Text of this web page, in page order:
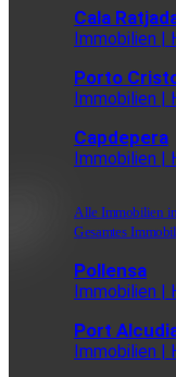
Cala
Immobilien |
Porto
Immobilien |
Capdepera
Immobilien |
Alle Immobilien
Gesamtes
Pollensa
Immobilien |
Port
Immobilien |